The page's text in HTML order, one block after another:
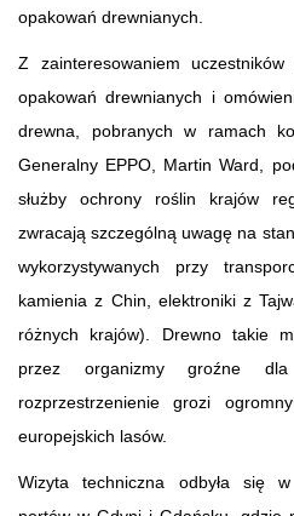
opakowań drewnianych.
Z zainteresowaniem
opakowań drewnianych i
drewna, pobranych w ramach
Generalny EPPO, Martin Ward,
służby ochrony roślin krajów
zwracają szczególną uwagę na
wykorzystywanych przy
kamienia z Chin, elektroniki z
różnych krajów). Drewno takie
przez organizmy groźne
rozprzestrzenienie grozi
europejskich lasów.
Wizyta techniczna odbyła się